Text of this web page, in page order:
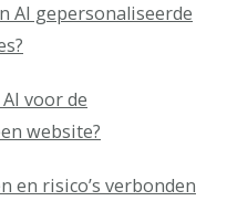
AI gepersonaliseerde
voor de
website?
en risico’s verbonden